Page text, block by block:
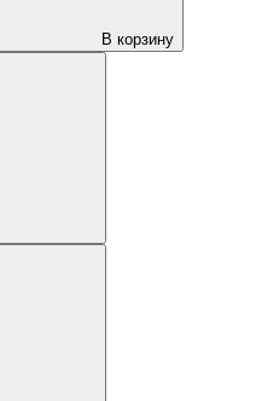
В корзину